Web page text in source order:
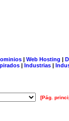
| Web Hosting |
| Industrias |
[Pág.